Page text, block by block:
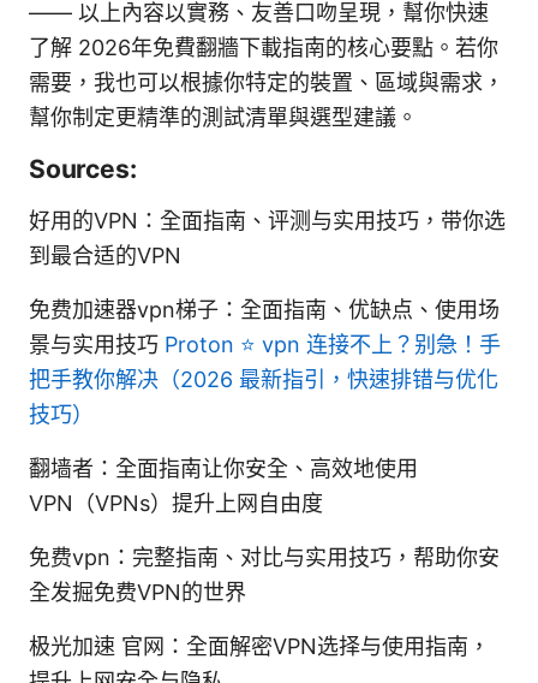
—— 以上內容以實務、友善口吻呈現，幫你快速
了解 2026年免費翻牆下載指南的核心要點。若你
需要，我也可以根據你特定的裝置、區域與需求，
幫你制定更精準的測試清單與選型建議。
Sources:
好用的VPN：全面指南、评测与实用技巧，带你选
到最合适的VPN
免费加速器vpn梯子：全面指南、优缺点、使用场
景与实用技巧 Proton ⭐ vpn 连接不上？别急！手
把手教你解决（2026 最新指引，快速排错与优化
技巧）
翻墙者：全面指南让你安全、高效地使用
VPN（VPNs）提升上网自由度
免费vpn：完整指南、对比与实用技巧，帮助你安
全发掘免费VPN的世界
极光加速 官网：全面解密VPN选择与使用指南，